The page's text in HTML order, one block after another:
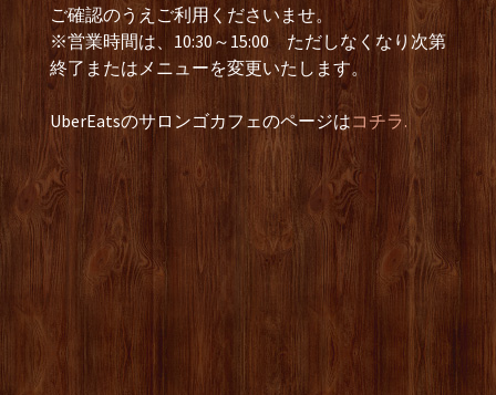
ご確認のうえご利用くださいませ。
※営業時間は、10:30～15:00 ただしなくなり次第
終了またはメニューを変更いたします。
UberEatsのサロンゴカフェのページはコチラ.